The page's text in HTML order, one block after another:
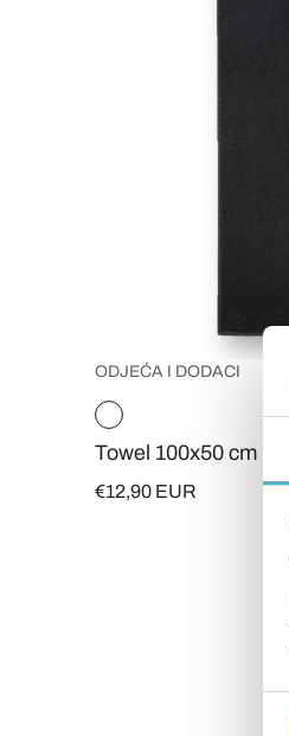
ODJEĆA I DODACI
Towel 100x50 cm
€12,90 EUR